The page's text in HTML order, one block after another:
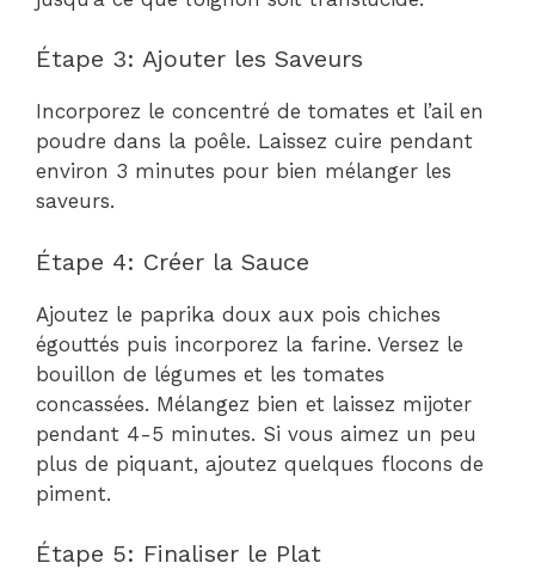
Étape 3: Ajouter les Saveurs
Incorporez le concentré de tomates et l’ail en
poudre dans la poêle. Laissez cuire pendant
environ 3 minutes pour bien mélanger les
saveurs.
Étape 4: Créer la Sauce
Ajoutez le paprika doux aux pois chiches
égouttés puis incorporez la farine. Versez le
bouillon de légumes et les tomates
concassées. Mélangez bien et laissez mijoter
pendant 4-5 minutes. Si vous aimez un peu
plus de piquant, ajoutez quelques flocons de
piment.
Étape 5: Finaliser le Plat